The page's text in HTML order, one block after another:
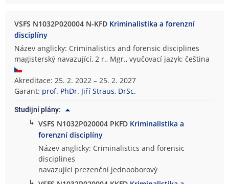
VSFS N1032P020004 N-KFD Kriminalistika a forenzní
disciplíny
Název anglicky: Criminalistics and forensic disciplines
magisterský navazující, 2 r., Mgr., vyučovací jazyk: čeština
Akreditace: 25. 2. 2022 – 25. 2. 2027
Garant: prof. PhDr. Jiří Straus, DrSc.
Studijní plány:
↳ VSFS N1032P020004 PKFD Kriminalistika a
forenzní disciplíny
Název anglicky: Criminalistics and forensic
disciplines
navazující prezenční jednooborový
↳